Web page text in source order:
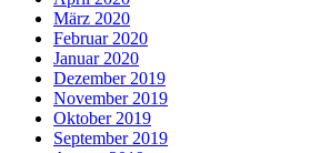
März 2020
Februar 2020
Januar 2020
Dezember 2019
November 2019
Oktober 2019
September 2019